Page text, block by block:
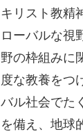
キリスト教精
ローバルな視
野の枠組みに
度な教養をつ
バル社会でた
を備え、地球